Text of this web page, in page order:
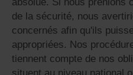
de la sécurité, nous
concernés afin qu'ils
appropriées. Nos
tiennent compte de nos
situent au niveau national